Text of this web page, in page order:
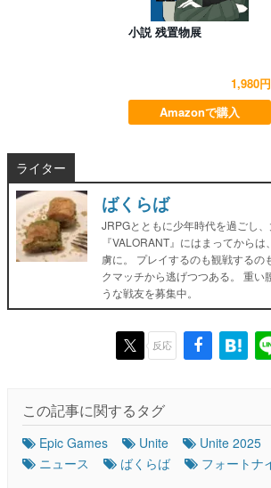
小説 残置物展
1,980円
Amazonで購入
ライター
ばくらば
JRPGとともに少年時代を過ごし
『VALORANT』にはまってから
虜に。 プレイするのも観戦するの
クマッチから逃げつつある。 重い
うな戦友を募集中。
反応
この記事に関するタグ
Epic Games Unite Unite 2025
ニュース
ばくらば フォートナ